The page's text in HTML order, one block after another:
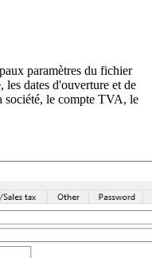
paramètres du fichier
les dates d'ouverture et de
société, le compte TVA, le